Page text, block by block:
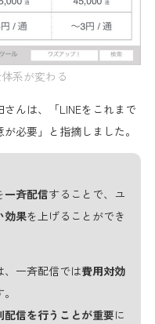
系が変わる
んは、「LINEを これまで
が必要」と指摘しました。
一斉配信することで、ユ
効果を上げることができ
、一斉配信では費用対効
配信を行うことが重要に